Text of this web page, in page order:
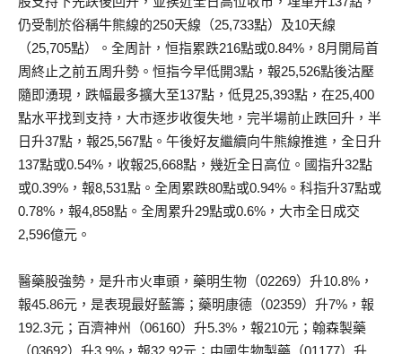
仍受制於俗稱牛熊線的250天線（25,733點）及10天線
（25,705點）。全周計，恒指累跌216點或0.84%，8月開局首
周終止之前五周升勢。恒指今早低開3點，報25,526點後沽壓
隨即湧現，跌幅最多擴大至137點，低見25,393點，在25,400
點水平找到支持，大市逐步收復失地，完半場前止跌回升，半
日升37點，報25,567點。午後好友繼續向牛熊線推進，全日升
137點或0.54%，收報25,668點，幾近全日高位。國指升32點
或0.39%，報8,531點。全周累跌80點或0.94%。科指升37點或
0.78%，報4,858點。全周累升29點或0.6%，大市全日成交
2,596億元。
醫藥股強勢，是升市火車頭，藥明生物（02269）升10.8%，
報45.86元，是表現最好藍籌；藥明康德（02359）升7%，報
192.3元；百濟神州（06160）升5.3%，報210元；翰森製藥
（03692）升3.9%，報32.92元；中國生物製藥（01177）升